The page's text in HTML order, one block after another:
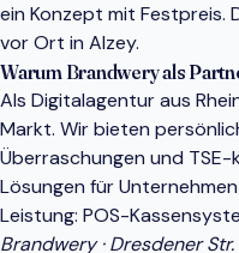
ein Konzept mit Festpreis.
vor Ort in Alzey.
Warum Brandwery als
Als Digitalagentur aus
Markt. Wir bieten
Überraschungen und
Lösungen für
Leistung: POS-
Brandwery · Dresdener